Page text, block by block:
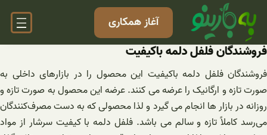
محتوا
آغاز همکاری
فروشندگان فلفل دلمه باکیفیت
فروشندگان فلفل دلمه باکیفیت این محصول را در بازارهای داخلی به
صورت تازه و ارگانیک را عرضه می کنند. عرضه این محصول به صورت تازه و
روزانه در بازار ها انجام می گیرد و لذا محصولی که به دست مصرف‌کنندگان
می‌رسد کاملاً تازه و سالم می باشد. فلفل دلمه با کیفیت سرشار از مواد